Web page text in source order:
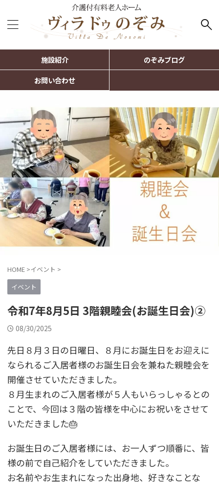
施設紹介
のぞみブログ
お問い合わせ
HOME >イベント >
イベント
令和7年8月5日 3階親睦会(お誕生日会)②
08/30/2025
先日８月３日の日曜日、８月にお誕生日をお迎えに
なられるご入居者様のお誕生日会を兼ねた親睦会を
開催させていただきました。
８月生まれのご入居者様が５人もいらっしゃるとの
ことで、今回は３階の皆様を中心にお祝いをさせて
いただきました🎂
お誕生日のご入居者様には、お一人ずつ順番に、皆
様の前で自己紹介をしていただきました。
お名前やお生まれになった出身地、好きなことな